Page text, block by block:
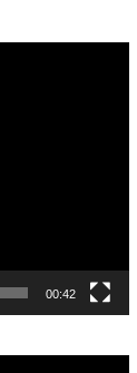
00:42